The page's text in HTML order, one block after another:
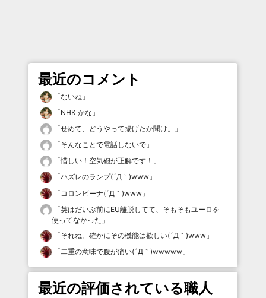
最近のコメント
「ないね 」
「NHK かな 」
「せめて、どうやって揚げたか聞け。
」
「そんなことで電話しないで 」
「惜しい！空気砲が正解です！ 」
「ハズレのランプ(´Д｀)www 」
「 コロンビーナ(´Д｀)www 」
「英はだいぶ前にEU離脱してて、そもそもユーロを
使ってなかった 」
「それね。確かにその機能は欲しい(´Д｀)www 」
「二重の意味で腹が痛い(´Д｀)wwwww 」
最近の評価されている職人